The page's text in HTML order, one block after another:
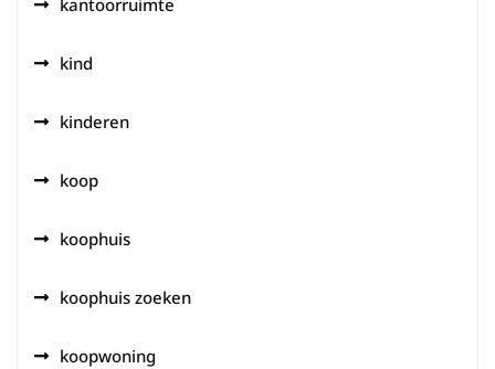
kantoorruimte
kind
kinderen
koop
koophuis
koophuis zoeken
koopwoning